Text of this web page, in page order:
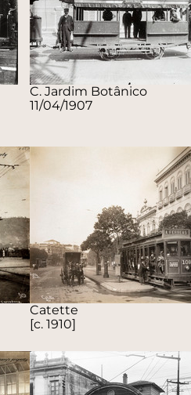
C. Jardim Botânico
11/04/1907
Catette
[c. 1910]